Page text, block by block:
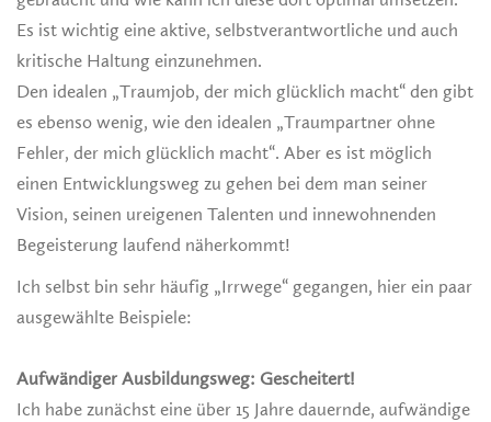
Es ist wichtig eine aktive, selbstverantwortliche und auch
kritische Haltung einzunehmen.
Den idealen „Traumjob, der mich glücklich macht“ den gibt
es ebenso wenig, wie den idealen „Traumpartner ohne
Fehler, der mich glücklich macht“. Aber es ist möglich
einen Entwicklungsweg zu gehen bei dem man seiner
Vision, seinen ureigenen Talenten und innewohnenden
Begeisterung laufend näherkommt!
Ich selbst bin sehr häufig „Irrwege“ gegangen, hier ein paar
ausgewählte Beispiele:
Aufwändiger Ausbildungsweg: Gescheitert!
Ich habe zunächst eine über 15 Jahre dauernde, aufwändige